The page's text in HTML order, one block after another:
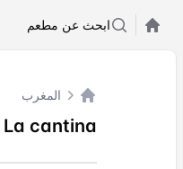
ابحث عن مطعم
الصفحة الرئيسية
المغرب
La cantina